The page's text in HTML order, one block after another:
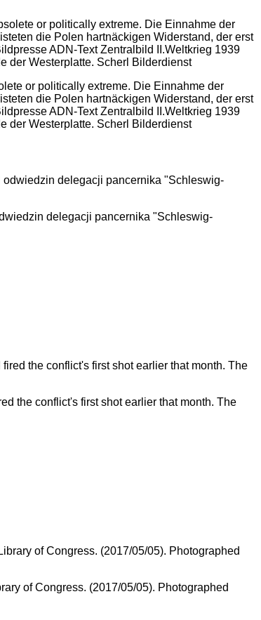
or politically extreme. Die Einnahme der
die Polen hartnäckigen Widerstand, der erst
ADN-Text Zentralbild II.Weltkrieg 1939
der Westerplatte. Scherl Bilderdienst
delegacji pancernika "Schleswig-
the conflict's first shot earlier that month. The
of Congress. (2017/05/05). Photographed